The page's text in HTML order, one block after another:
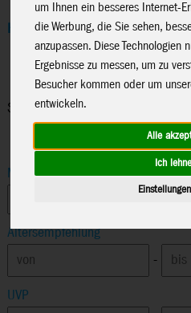
um Ihnen ein besseres Internet-
die Werbung, die Sie sehen,
anzupassen. Diese Technologien
Ergebnisse zu messen, um zu
Besucher kommen oder um
entwickeln.
Alle
Ich
Home>Verkaufsförderung>
Suchergebnisse
Marke
Altersempfehlung
-
UVP